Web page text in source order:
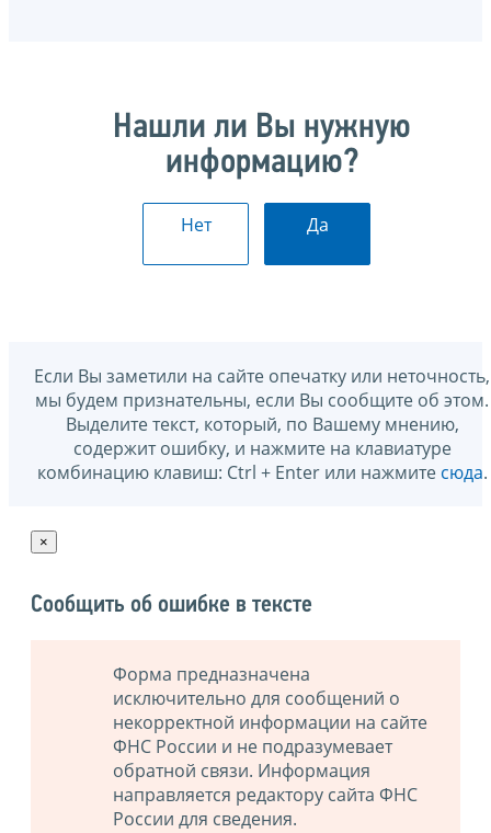
Нашли ли Вы нужную
информацию?
Нет Да
Если Вы заметили на сайте опечатку или неточность,
мы будем признательны, если Вы сообщите об этом.
Выделите текст, который, по Вашему мнению,
содержит ошибку, и нажмите на клавиатуре
комбинацию клавиш: Ctrl + Enter или нажмите сюда.
×
Сообщить об ошибке в тексте
Форма предназначена
исключительно для сообщений о
некорректной информации на сайте
ФНС России и не подразумевает
обратной связи. Информация
направляется редактору сайта ФНС
России для сведения.